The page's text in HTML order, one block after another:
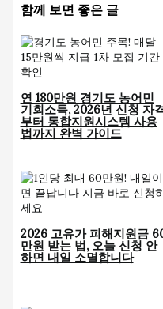
함께 보면 좋은 글
연 180만원 경기도 농어민
기회소득, 2026년 신청 자
부터 통합지원시스템 사용
법까지 완벽 가이드
2026 고유가 피해지원금
만원 받는 법, 오늘 신청 안
하면 내일 소멸합니다